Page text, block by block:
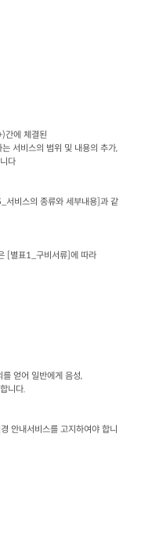
간에 체결된
는 서비스의 범위 및 내용의 추가
다
서비스의 종류와 세부내용 과 같
별표1_ 구비서류 에 따라
얻어 일반에게 음성
니다.
안내서비스를 고지하여야 합니